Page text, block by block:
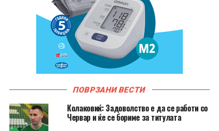
ПОВРЗАНИ ВЕСТИ
Колаковиќ: Задоволство е да се работи со
Червар и ќе се бориме за титулата